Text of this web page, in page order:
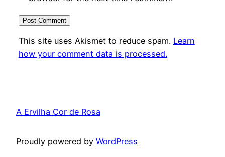
This site uses Akismet to reduce spam. Learn
how your comment data is processed.
A Ervilha Cor de Rosa
Proudly powered by WordPress